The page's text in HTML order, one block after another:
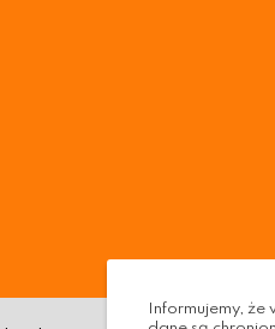
Informujemy, że